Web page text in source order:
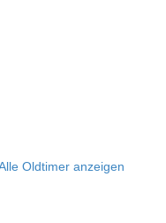
Oldtimer anzeigen